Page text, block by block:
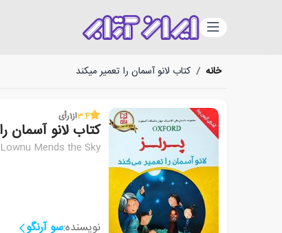
دسته‌بندی
خانه / کتاب لانو آسمان را تعمیر میکند
3.4از1رأی
کتاب لانو آسمان
Lownu Mends the Sky
نویسنده:سو آرنگو